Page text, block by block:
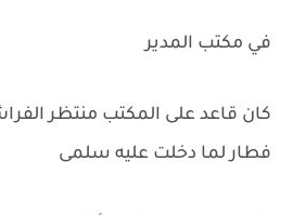
في مكتب المدير
كان قاعد على المكتب منتظر
فطار لما دخلت عليه سلمى